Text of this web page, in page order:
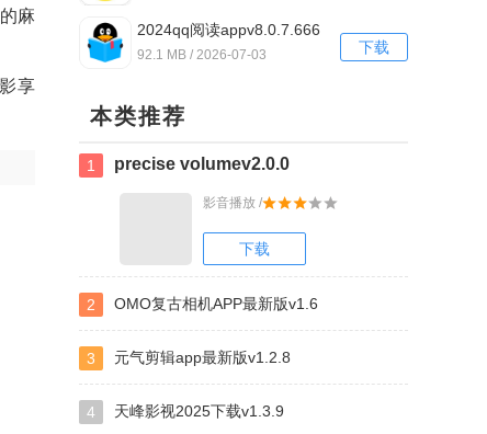
麻
享
下载
2024qq阅读appv8.0.7.666
最新
92.1 MB / 2026-07-03
本类推荐
1 precise volumev2.0.0
影音播放 /
下载
2 OMO复古相机APP最新版v1.6
3 元气剪辑app最新版v1.2.8
4 天峰影视2025下载v1.3.9